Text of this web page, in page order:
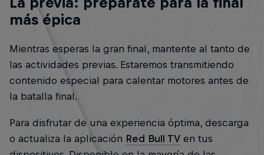
más épica
Mientras esperas la gran final, mantente al tanto de
las actividades previas. Estaremos transmitiendo
contenido especial para calentar motores antes de
la batalla final.
Para disfrutar de una experiencia óptima, descarga
o actualiza la aplicación Red Bull TV en tus